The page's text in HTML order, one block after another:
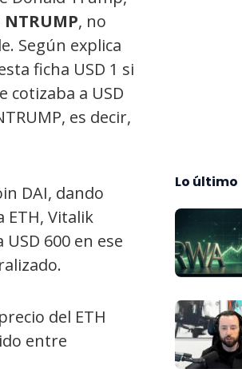
NTRUMP, no
Según explica
ficha USD 1 si
cotizaba a USD
es decir,
DAI, dando
ETH, Vitalik
600 en ese
del ETH
entre
Lo último